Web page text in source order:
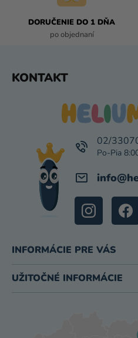
DORUČENIE DO 1 DŇA
po objednaní
KONTAKT
info@
02/
INFORMÁCIE PRE VÁS
UŽITOČNÉ INFORMÁCIE